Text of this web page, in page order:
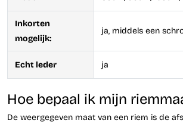
Inkorten
mogelijk:
ja, middels een
Echt leder ja
Hoe bepaal ik mijn
De weergegeven maat van een riem is de